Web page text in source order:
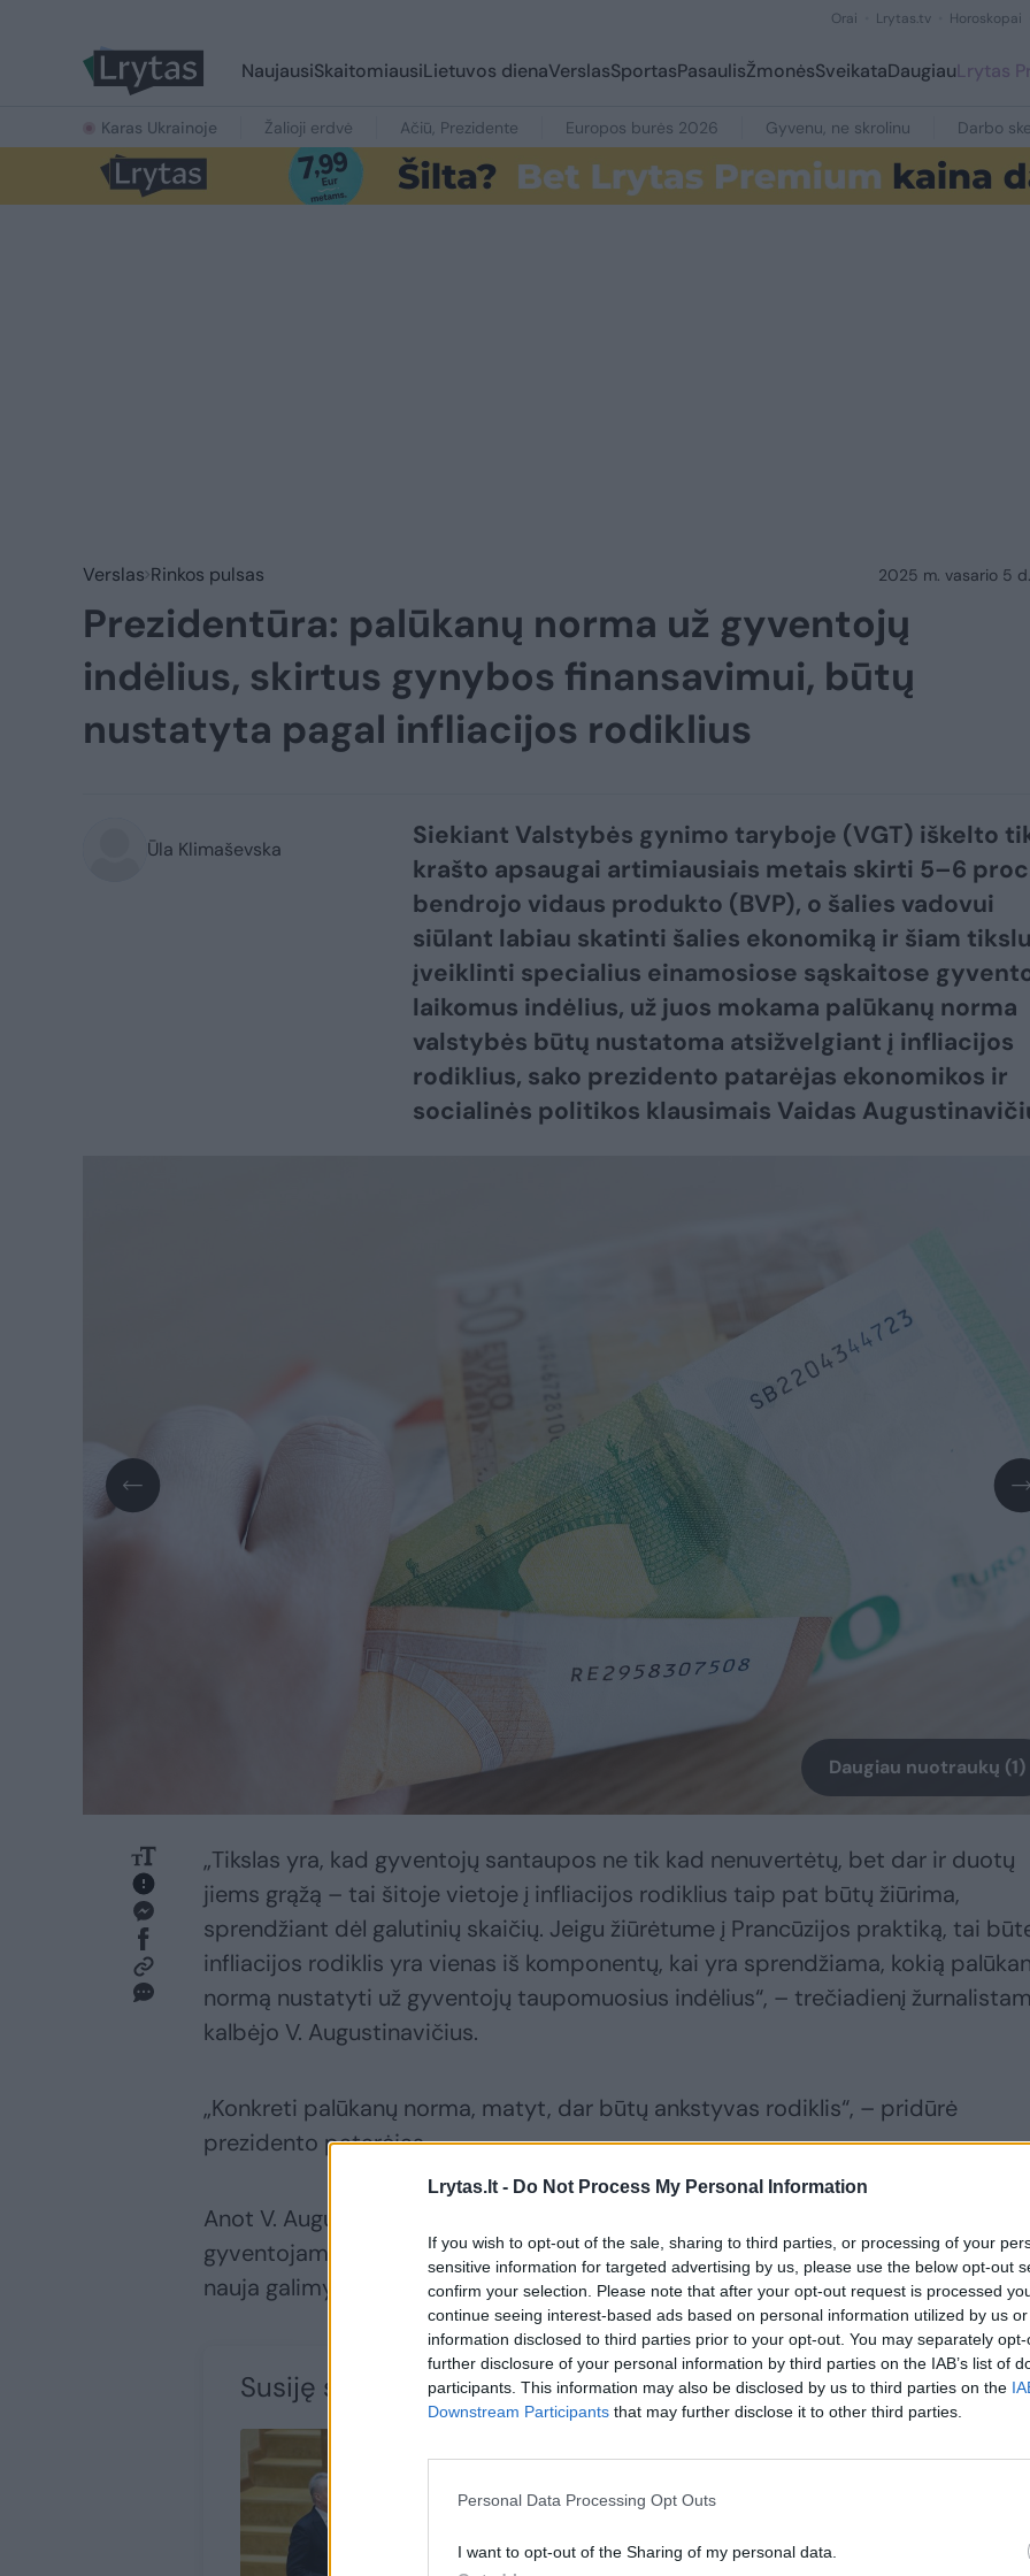
Lrytas.lt - Do Not Process My Personal Information
If you wish to opt-out of the sale, sharing to third parties, or processing of your
sensitive information for targeted advertising by us, please use the below opt-out
confirm your selection. Please note that after your opt-out request is processed
continue seeing interest-based ads based on personal information utilized by us
information disclosed to third parties prior to your opt-out. You may separately
further disclosure of your personal information by third parties on the IAB’s list of
participants. This information may also be disclosed by us to third parties on the
Downstream Participants that may further disclose it to other third parties.
Personal Data Processing Opt Outs
I want to opt-out of the Sharing of my personal data.
Orai Lrytas.tv Horoskopai
NaujausiSkaitomiausiLietuvos dienaVerslasSportasPasaulisŽmonėsSveikataDaugiauLrytas
Karas Ukrainoje Žalioji erdvė Ačiū, Prezidente Europos burės 2026 Gyvenu, ne skrolinu Darbo
Verslas Rinkos pulsas 2025 m. vasario 5
Prezidentūra: palūkanų norma už gyventojų
indėlius, skirtus gynybos finansavimui, būtų
nustatyta pagal infliacijos rodiklius
Ūla Klimaševska
Siekiant Valstybės gynimo taryboje (VGT) iškelto
krašto apsaugai artimiausiais metais skirti 5–6
bendrojo vidaus produkto (BVP), o šalies vadovui
siūlant labiau skatinti šalies ekonomiką ir šiam
įveiklinti specialius einamosiose sąskaitose
laikomus indėlius, už juos mokama palūkanų norma
valstybės būtų nustatoma atsižvelgiant į infliacijos
rodiklius, sako prezidento patarėjas ekonomikos ir
socialinės politikos klausimais Vaidas
Daugiau nuotraukų (1)
„Tikslas yra, kad gyventojų santaupos ne tik kad nenuvertėtų, bet dar ir duotų
jiems grąžą – tai šitoje vietoje į infliacijos rodiklius taip pat būtų žiūrima,
sprendžiant dėl galutinių skaičių. Jeigu žiūrėtume į Prancūzijos praktiką, tai
infliacijos rodiklis yra vienas iš komponentų, kai yra sprendžiama, kokią
normą nustatyti už gyventojų taupomuosius indėlius“, – trečiadienį
kalbėjo V. Augustinavičius.
„Konkreti palūkanų norma, matyt, dar būtų ankstyvas rodiklis“, – pridūrė
prezidento patarėjas.
Anot V. Augustinavičiaus, šiuo metu už einamąsias sąskaitas palūkanos
gyventojams nėra mokamos, todėl bet koks papildomas dydis savaime taptų
nauja galimybe taupyti, vien tik sąskaitose laikant lėšas.
Susiję straipsniai